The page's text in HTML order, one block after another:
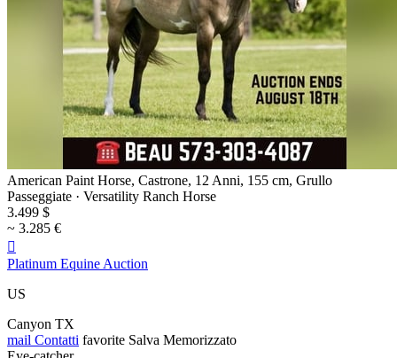
American Paint Horse, Castrone, 12 Anni, 155 cm, Grullo
Passeggiate · Versatility Ranch Horse
3.499 $
~ 3.285 €

Platinum Equine Auction
US
Canyon TX
mail Contatti favorite Salva Memorizzato